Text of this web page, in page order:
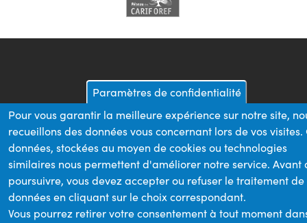
Paramètres de confidentialité
Pour vous garantir la meilleure expérience sur notre site,
recueillons des données vous concernant lors de vos visites.
données, stockées au moyen de cookies ou technologies
similaires nous permettent d'améliorer notre service. Avant
poursuivre, vous devez accepter ou refuser le traitement de
données en cliquant sur le choix correspondant.
Vous pourrez retirer votre consentement à tout moment